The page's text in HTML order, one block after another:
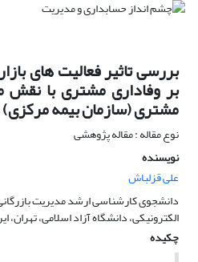
بررسی تاثیر فعالیت های
بر وفاداری مشتری با نقش
مشتری (سازمان بیمه مرکزی)
نوع مقاله : مقاله پژوهشی
نویسنده
علی قزلباش
دانشجوی کارشناسی ارشد مدیریت
الکترونیکی، دانشگاه آزاد اسلامی، تهران،
چکیده